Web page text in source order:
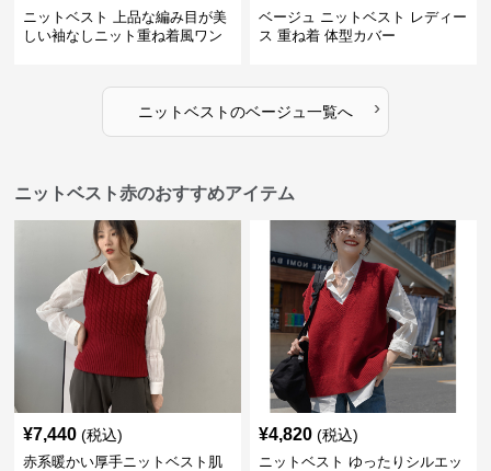
ニットベスト 上品な編み目が美
しい袖なしニット重ね着風ワン
ベージュ ニットベスト レディー
ス 重ね着 体型カバー
ニットベストのベージュ 一覧へ ›
ニットベスト赤のおすすめアイテム
¥7,440 (税込)
赤系暖かい厚手ニットベスト肌
¥4,820 (税込)
ニットベスト ゆったりシルエッ